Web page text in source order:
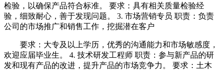
检验，以确保产品符合标准。 要求：具有相关质量检验经
验，细致耐心，善于发现问题。 3. 市场营销专员 职责：负责
公司的市场推广和销售工作，挖掘潜在客户
要求：大专及以上学历，优秀的沟通能力和市场敏感度，
欢迎应届毕业生。 4. 技术研发工程师 职责：参与新产品的研
发和现有产品的改进，提升产品的市场竞争力。 要求：土木